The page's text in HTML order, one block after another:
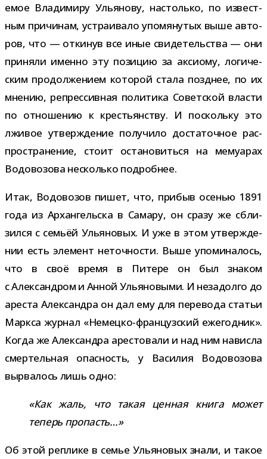
е­мое Владимиру Ульянову, настолько, по извест­
ным при­чи­нам, устра­и­вало упо­мя­ну­тых выше авто­
ров, что — отки­нув все иные сви­де­тель­ства — они
при­няли именно эту пози­цию за акси­ому, логи­че­
ским про­дол­же­нием кото­рой стала позд­нее, по их
мне­нию, репрес­сив­ная поли­тика Советской вла­сти
по отно­ше­нию к кре­стьян­ству. И поскольку это
лжи­вое утвер­жде­ние полу­чило доста­точ­ное рас­
про­стра­не­ние, стоит оста­но­виться на мему­а­рах
Водовозова несколько подробнее.
Итак, Водовозов пишет, что, при­быв осе­нью 1891
года из Архангельска в Самару, он сразу же сбли­
зился с семьёй Ульяновых. И уже в этом утвер­жде­
нии есть эле­мент неточ­но­сти. Выше упо­ми­на­лось,
что в своё время в Питере он был зна­ком
с Александром и Анной Ульяновыми. И неза­долго до
аре­ста Александра он дал ему для пере­вода ста­тьи
Маркса жур­нал «Немецко-​французский еже­год­ник».
Когда же Александра аре­сто­вали и над ним нависла
смер­тель­ная опас­ность, у Василия Водовозова
вырва­лось лишь одно:
«Как жаль, что такая цен­ная книга может
теперь пропасть…»
Об этой реплике в семье Ульяновых знали, и такое